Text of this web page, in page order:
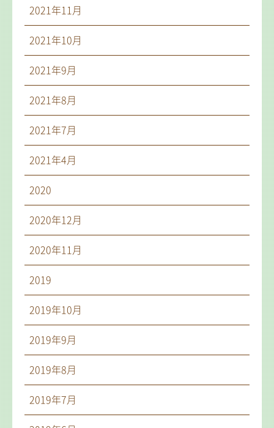
2021年11月
2021年10月
2021年9月
2021年8月
2021年7月
2021年4月
2020
2020年12月
2020年11月
2019
2019年10月
2019年9月
2019年8月
2019年7月